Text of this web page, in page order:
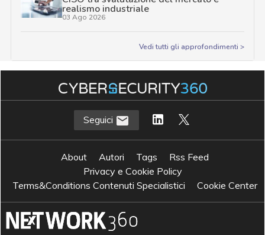
realismo industriale
03 Ago 2026
Vedi tutti gli approfondimenti >
Seguici
About Autori Tags
Rss Feed
Privacy e Cookie Policy
Terms&Conditions Contenuti Specialistici
Cookie Center